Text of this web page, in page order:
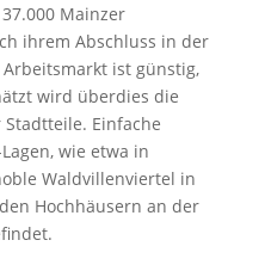
Mainzer
ihrem Abschluss in der
ist günstig,
wird überdies die
Einfache
wie etwa in
Waldvillenviertel in
Hochhäusern an der